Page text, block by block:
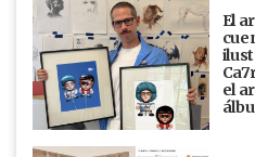
El
el